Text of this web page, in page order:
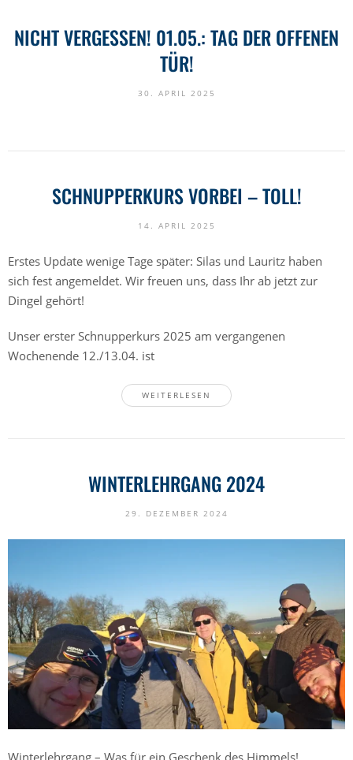
NICHT VERGESSEN! 01.05.: TAG DER OFFENEN
TÜR!
30. APRIL 2025
SCHNUPPERKURS VORBEI – TOLL!
14. APRIL 2025
Erstes Update wenige Tage später: Silas und Lauritz haben
sich fest angemeldet. Wir freuen uns, dass Ihr ab jetzt zur
Dingel gehört!
Unser erster Schnupperkurs 2025 am vergangenen
Wochenende 12./13.04. ist
WEITERLESEN
WINTERLEHRGANG 2024
29. DEZEMBER 2024